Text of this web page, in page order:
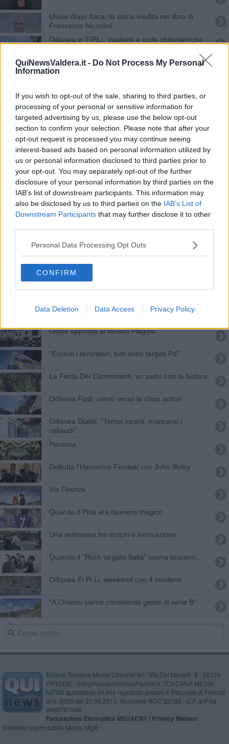
QuiNewsValdera.it - Do Not Process My Personal
Information
If you wish to opt-out of the sale, sharing to third parties, or
processing of your personal or sensitive information for
targeted advertising by us, please use the below opt-out
section to confirm your selection. Please note that after your
opt-out request is processed you may continue seeing
interest-based ads based on personal information utilized by
us or personal information disclosed to third parties prior to
your opt-out. You may separately opt-out of the further
disclosure of your personal information by third parties on the
IAB’s list of downstream participants. This information may
also be disclosed by us to third parties on the IAB’s List of
Downstream Participants that may further disclose it to other
Personal Data Processing Opt Outs
CONFIRM
Data Deletion Data Access Privacy Policy
Ulisse dopo Itaca, la storia inedita nel libro di
Francesco Niccolini
Odissea in FiPiLi, incidenti e code chilometriche
Per San Faustino la biorobotica è per tutti
Tre anni di disagi per colpa dei lavori
Da quattro mesi imprigionato in casa
Il sultano e le sue concubine
​Mangiare la foglia e liberarsi dagli stronzi
Quattro quadri sulla sindrome del viaggio
"L'odissea di una insegnante nel periodo Covid"
Uscito dall'odissea Covid il diacono ringrazia
Pedalando sul percorso dedicato a Italo Geloni
La trappola di Tucidide, o della 3ª C
Ulisse approda al Museo Piaggio
"Esclusi i lavoratori, tutti sono targati Pd"
La Festa Dèi Camminanti, un patto con la Natura
Odissea Fipili, utenti verso la class action
Odissea Dialisi, "Tempi incerti, mancano i
collaudi"
Persona
Debutta l'Harmonia Festival con John Illsley
Via Firenze
Quando il Pisa era davvero magico
Una settimana tra motori e innovazione
Quando il "Rock targato Italia" suona toscano...
Odissea Fi Pi Li, weekend con 4 incidenti
"A Chianni siamo considerati gente di serie B"
Editore Toscana Media Channel srl - Via Dei Martelli, 8 - 50129
FIRENZE - info@toscanamediachannel.it. TOSCANA MEDIA
NEWS quotidiano on line registrato presso il Tribunale di Firenze
al n. 5935 del 27.09.2013. Iscrizione ROC 22105 - C.F. e P.Iva
0620787048
Fatturazione Elettronica M5UXCR1 | Privacy Nielsen
Direttore responsabile Marco Migli